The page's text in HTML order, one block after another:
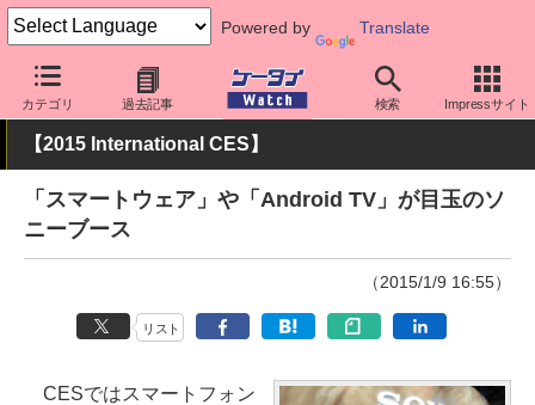
Powered by Translate
カテゴリ 過去記事 検索 Impressサイト
ケータイ Watch OS Android Xperia
【2015 International CES】
「スマートウェア」や「Android TV」が目玉のソ
ニーブース
（2015/1/9 16:55）
リスト
CESではスマートフォン